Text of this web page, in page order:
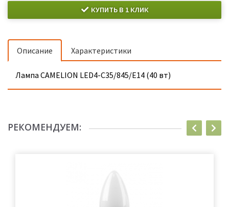
КУПИТЬ В 1 КЛИК
Описание Характеристики
Лампа CAMELION LED4-C35/845/E14 (40 вт)
РЕКОМЕНДУЕМ: